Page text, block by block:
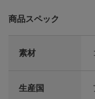
商品スペック
素材
生産国